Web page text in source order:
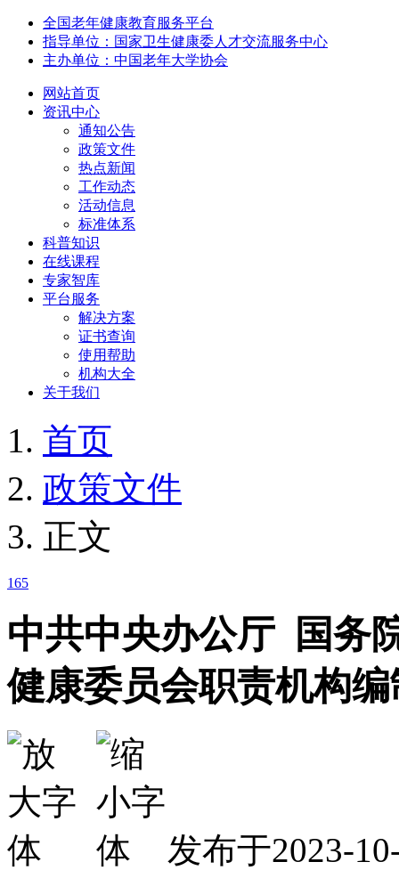
全国老年健康教育服务平台
指导单位：国家卫生健康委人才交流服务中心
主办单位：中国老年大学协会
网站首页
资讯中心
通知公告
政策文件
热点新闻
工作动态
活动信息
标准体系
科普知识
在线课程
专家智库
平台服务
解决方案
证书查询
使用帮助
机构大全
关于我们
首页
政策文件
正文
165
中共中央办公厅 国务
健康委员会职责机构
发布于2023-